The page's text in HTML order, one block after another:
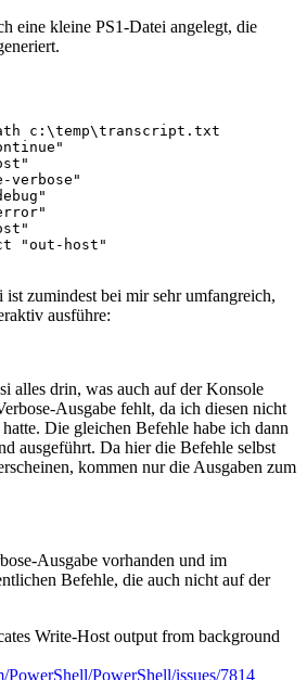
eine kleine PS1-Datei angelegt, die
c:\temp\transcript.txt
verbose"
"out-host"
zumindest bei mir sehr umfangreich,
ausführe:
alles drin, was auch auf der Konsole
Ausgabe fehlt, da ich diesen nicht
hatte. Die gleichen Befehle habe ich dann
ausgeführt. Da hier die Befehle selbst
kommen nur die Ausgaben zum
Ausgabe vorhanden und im
Befehle, die auch nicht auf der
Write-Host output from background
PowerShell/PowerShell/issues/7814